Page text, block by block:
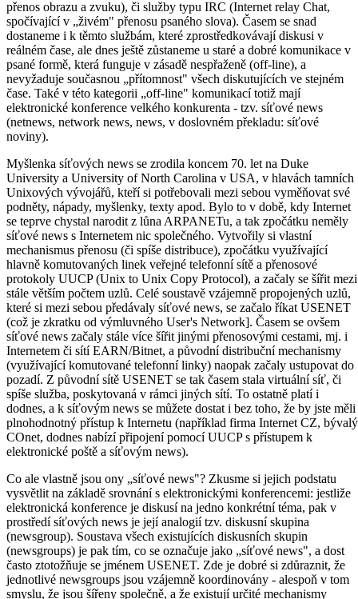
přenos obrazu a zvuku), či služby typu IRC (Internet relay Chat,
spočívající v „živém" přenosu psaného slova). Časem se snad
dostaneme i k těmto službám, které zprostředkovávají diskusi v
reálném čase, ale dnes ještě zůstaneme u staré a dobré komunikace v
psané formě, která funguje v zásadě nespřaženě (off-line), a
nevyžaduje současnou „přítomnost" všech diskutujících ve stejném
čase. Také v této kategorii „off-line" komunikací totiž mají
elektronické konference velkého konkurenta - tzv. síťové news
(netnews, network news, news, v doslovném překladu: síťové
noviny).
Myšlenka síťových news se zrodila koncem 70. let na Duke
University a University of North Carolina v USA, v hlavách tamních
Unixových vývojářů, kteří si potřebovali mezi sebou vyměňovat své
podněty, nápady, myšlenky, texty apod. Bylo to v době, kdy Internet
se teprve chystal narodit z lůna ARPANETu, a tak zpočátku neměly
síťové news s Internetem nic společného. Vytvořily si vlastní
mechanismus přenosu (či spíše distribuce), zpočátku využívající
hlavně komutovaných linek veřejné telefonní sítě a přenosové
protokoly UUCP (Unix to Unix Copy Protocol), a začaly se šířit mezi
stále větším počtem uzlů. Celé soustavě vzájemně propojených uzlů,
které si mezi sebou předávaly síťové news, se začalo říkat USENET
(což je zkratku od výmluvného User's Network]. Časem se ovšem
síťové news začaly stále více šířit jinými přenosovými cestami, mj. i
Internetem či sítí EARN/Bitnet, a původní distribuční mechanismy
(využívající komutované telefonní linky) naopak začaly ustupovat do
pozadí. Z původní sítě USENET se tak časem stala virtuální síť, či
spíše služba, poskytovaná v rámci jiných sítí. To ostatně platí i
dodnes, a k síťovým news se můžete dostat i bez toho, že by jste měli
plnohodnotný přístup k Internetu (například firma Internet CZ, bývalý
COnet, dodnes nabízí připojení pomocí UUCP s přístupem k
elektronické poště a síťovým news).
Co ale vlastně jsou ony „síťové news"? Zkusme si jejich podstatu
vysvětlit na základě srovnání s elektronickými konferencemi: jestliže
elektronická konference je diskusí na jedno konkrétní téma, pak v
prostředí síťových news je její analogií tzv. diskusní skupina
(newsgroup). Soustava všech existujících diskusních skupin
(newsgroups) je pak tím, co se označuje jako „síťové news", a dost
často ztotožňuje se jménem USENET. Zde je dobré si zdůraznit, že
jednotlivé newsgroups jsou vzájemně koordinovány - alespoň v tom
smyslu, že jsou šířeny společně, a že existují určité mechanismy